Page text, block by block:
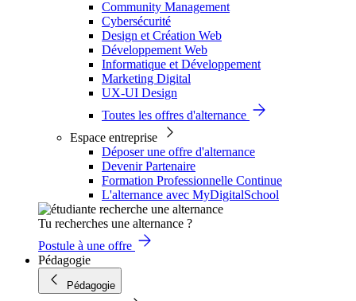
Community Management
Cybersécurité
Design et Création Web
Développement Web
Informatique et Développement
Marketing Digital
UX-UI Design
Toutes les offres d'alternance
Espace entreprise
Déposer une offre d'alternance
Devenir Partenaire
Formation Professionnelle Continue
L'alternance avec MyDigitalSchool
Tu recherches une alternance ?
Postule à une offre
Pédagogie
Pédagogie